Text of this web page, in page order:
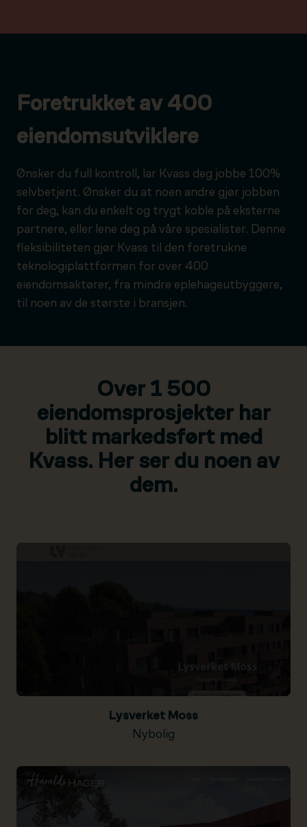
Foretrukket av 400
eiendomsutviklere
Ønsker du full kontroll, lar Kvass deg jobbe 100%
selvbetjent. Ønsker du at noen andre gjør jobben
for deg, kan du enkelt og trygt koble på eksterne
partnere, eller lene deg på våre spesialister. Denne
fleksibiliteten gjør Kvass til den foretrukne
teknologiplattformen for over 400
eiendomsaktører, fra mindre eplehageutbyggere,
til noen av de største i bransjen.
Over 1 500
eiendomsprosjekter har
blitt markedsført med
Kvass. Her ser du noen av
dem.
Lysverket Moss
Nybolig